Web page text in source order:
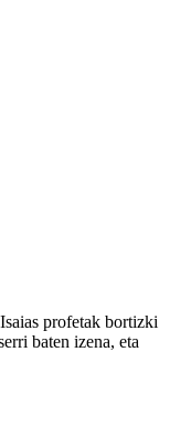
profetak bortizki
baten izena, eta